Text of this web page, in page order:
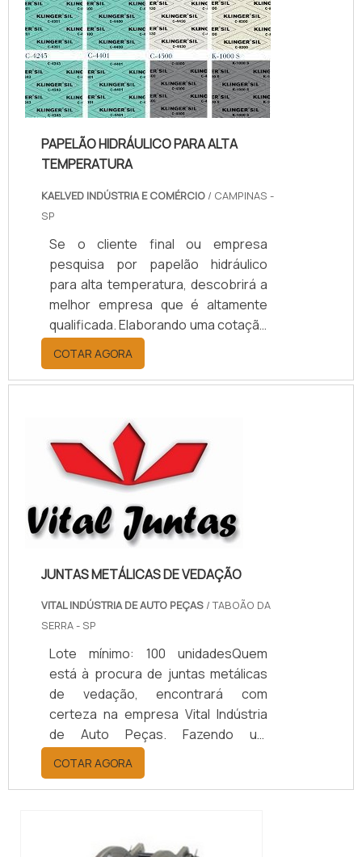
da kaelved obterá excelente custo-
benefício com assessoria técnica
especializada.UM POUCO MAIS
SOBRE JUNTAS DE TEFLON
TEMPERA...
PAPELÃO HIDRÁULICO PARA ALTA
TEMPERATURA
KAELVED INDÚSTRIA E COMÉRCIO / CAMPINAS -
SP
Se o cliente final ou empresa
pesquisa por papelão hidráulico
para alta temperatura, descobrirá a
melhor empresa que é altamente
qualificada. Elaborando uma cotação
por meio da plataforma e
descobrindo a melhor referência do
mercado.MAIS INFORMAÇÕES
HIDRÁULICO PARA ALTA
TEMPERATURASe alguém pesquisar
papelão hidráulico para alta
temperatura encontra na internet a
kaelved. Uma empresa com alto
know-how em laudos ...
COTAR AGORA
JUNTAS METÁLICAS DE VEDAÇÃO
VITAL INDÚSTRIA DE AUTO PEÇAS / TABOÃO DA
SERRA - SP
Lote mínimo: 100 unidadesQuem
está à procura de juntas metálicas
de vedação, encontrará com
certeza na empresa Vital Indústria
de Auto Peças. Fazendo um
orçamento por meio da maior
empresa da área, é possível achar a
sofisticação, qualidade e preço
COTAR AGORA